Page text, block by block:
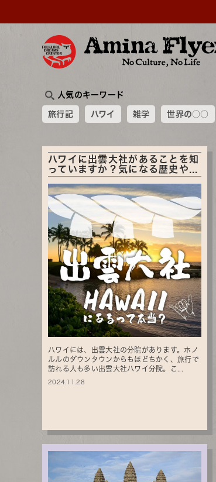
人気のキーワード
旅行記 ハワイ 雑学 世界の○○
ハワイに出雲大社があることを知
っていますか？気になる歴史や...
ハワイには、出雲大社の分院があります。ホノ
ルルのダウンタウンからもほどちかく、旅行で
訪れる人も多い出雲大社ハワイ分院。こ...
2024.11.28